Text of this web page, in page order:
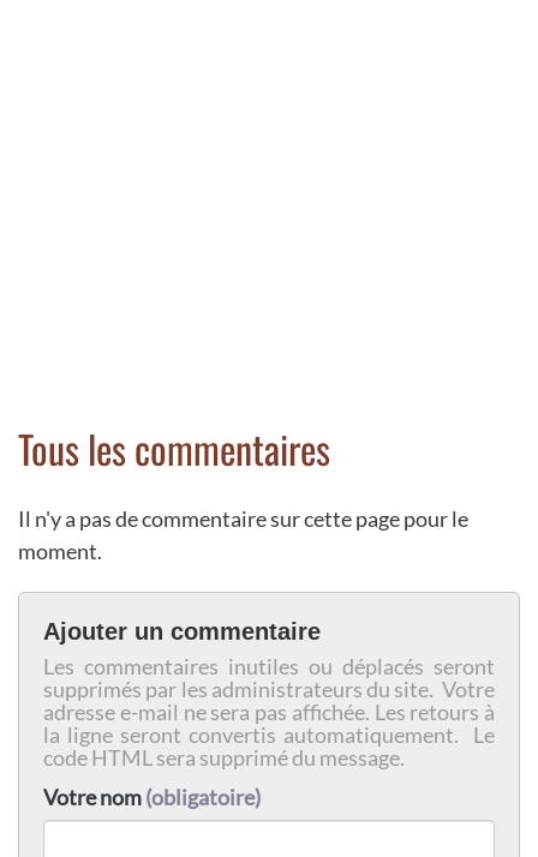
Tous les commentaires
Il n'y a pas de commentaire sur cette page pour le
moment.
Ajouter un commentaire
Les commentaires inutiles ou déplacés seront
supprimés par les administrateurs du site. Votre
adresse e-mail ne sera pas affichée. Les retours à
la ligne seront convertis automatiquement. Le
code HTML sera supprimé du message.
Votre nom(obligatoire)